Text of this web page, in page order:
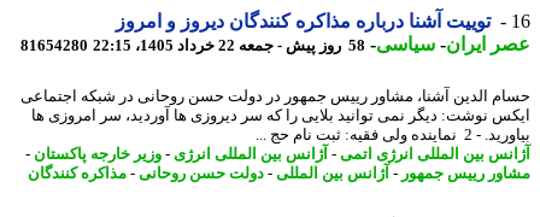
توییت آشنا درباره مذاکره کنندگان دیروز و امروز
ایران- سیاسی-58 روز پیش - جمعه 22 خرداد 1405، 22:15 81654280
الدین آشنا، مشاور رییس جمهور در دولت حسن روحانی در شبکه اجتماعی
نوشت: دیگر نمی توانید بلایی را که سر دیروزی ها آوردید، سر امروزی ها
ولی فقیه: ثبت نام حج ...
بین المللی انرژی اتمی -آژانس بین المللی انرژی-وزیر خارجه پاکستان-
رییس جمهور-آژانس بین المللی-دولت حسن روحانی-مذاکره کنندگان